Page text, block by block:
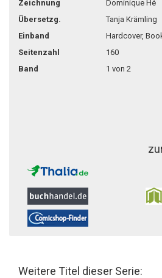
Zeichnung
Dominique Hé
Übersetzg.
Tanja Krämling
Einband
Hardcover,
Seitenzahl
160
Band
1 von 2
Weitere Titel dieser Serie: